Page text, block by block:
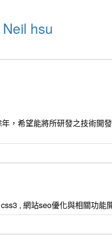
hsu
，希望能將所研發之技術開
, 網站seo優化與相關功能